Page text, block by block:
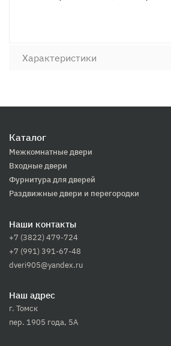
Характеристики
Каталог
Межкомнатные двери
Входные двери
Фурнитура для дверей
Раздвижные двери и перегородки
Наши контакты
+7 (3822) 479-724
+7 (991) 391-67-48
dveri905@yandex.ru
Наш адрес
г. Томск
пер. 1905 года, 5А